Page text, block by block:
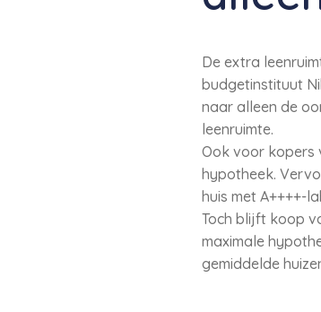
De extra
budgetinstituut
naar alleen de
leenruimte.
Ook voor kopers
hypotheek.
huis met A++++-
Toch blijft koop
maximale
gemiddelde